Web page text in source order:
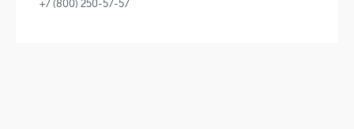
+7 (800) 250-57-57